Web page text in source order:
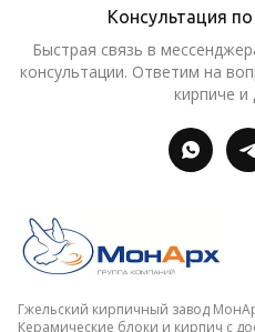
Консультация
Быстрая связь в
консультации. Ответим на
кирпиче и
Гжельский кирпичный завод
Керамические блоки и кирпич с